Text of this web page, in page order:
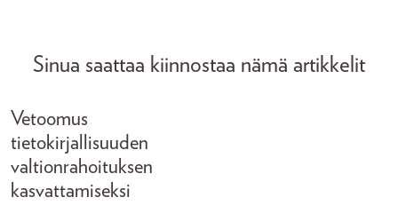
Sinua saattaa kiinnostaa nämä artikkelit
Vetoomus
tietokirjallisuuden
valtionrahoituksen
kasvattamiseksi